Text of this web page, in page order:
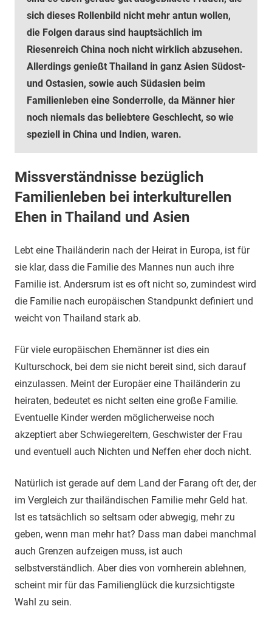
sich dieses Rollenbild nicht mehr antun wollen,
die Folgen daraus sind hauptsächlich im
Riesenreich China noch nicht wirklich abzusehen.
Allerdings genießt Thailand in ganz Asien Südost-
und Ostasien, sowie auch Südasien beim
Familienleben eine Sonderrolle, da Männer hier
noch niemals das beliebtere Geschlecht, so wie
speziell in China und Indien, waren.
Missverständnisse bezüglich
Familienleben bei interkulturellen
Ehen in Thailand und Asien
Lebt eine Thailänderin nach der Heirat in Europa, ist für
sie klar, dass die Familie des Mannes nun auch ihre
Familie ist. Andersrum ist es oft nicht so, zumindest wird
die Familie nach europäischen Standpunkt definiert und
weicht von Thailand stark ab.
Für viele europäischen Ehemänner ist dies ein
Kulturschock, bei dem sie nicht bereit sind, sich darauf
einzulassen. Meint der Europäer eine Thailänderin zu
heiraten, bedeutet es nicht selten eine große Familie.
Eventuelle Kinder werden möglicherweise noch
akzeptiert aber Schwiegereltern, Geschwister der Frau
und eventuell auch Nichten und Neffen eher doch nicht.
Natürlich ist gerade auf dem Land der Farang oft der, der
im Vergleich zur thailändischen Familie mehr Geld hat.
Ist es tatsächlich so seltsam oder abwegig, mehr zu
geben, wenn man mehr hat? Dass man dabei manchmal
auch Grenzen aufzeigen muss, ist auch
selbstverständlich. Aber dies von vornherein ablehnen,
scheint mir für das Familienglück die kurzsichtigste
Wahl zu sein.